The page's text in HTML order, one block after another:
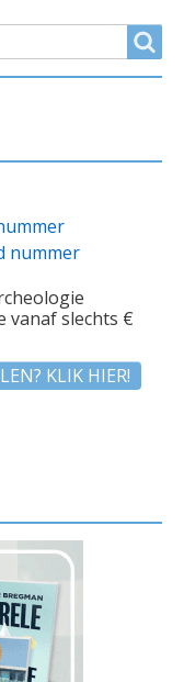
nummer
vanaf slechts €
KLIK HIER!